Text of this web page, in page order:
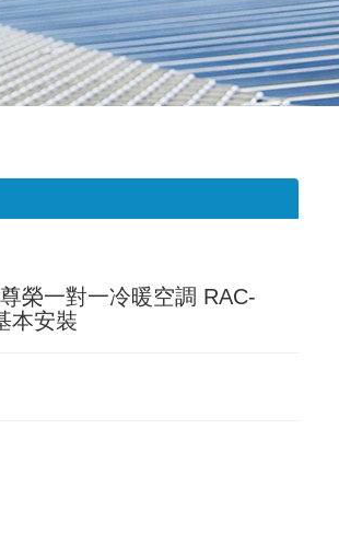
榮一對一冷暖空調 RAC-
本安裝